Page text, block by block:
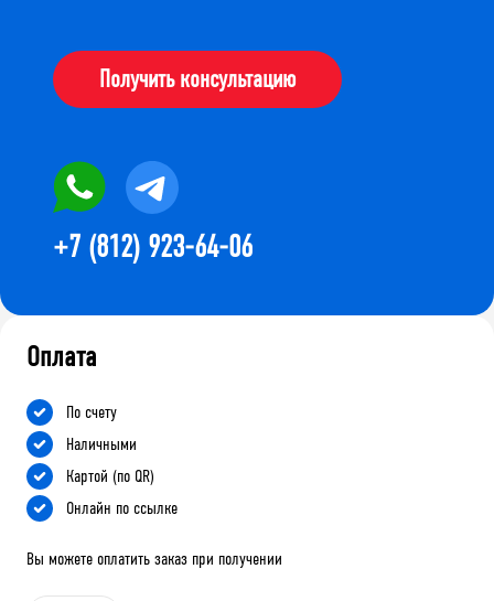
Получить консультацию
+7 (812) 923-64-06
Оплата
По счету
Наличными
Картой (по QR)
Онлайн по ссылке
Вы можете оплатить заказ при получении